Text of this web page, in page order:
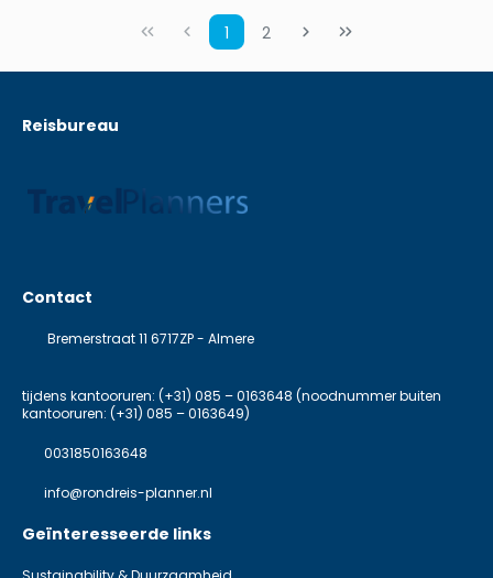
1 2
Reisbureau
Contact
Bremerstraat 11 6717ZP - Almere
tijdens kantooruren: (+31) 085 – 0163648 (noodnummer buiten
kantooruren: (+31) 085 – 0163649)
0031850163648
info@rondreis-planner.nl
Geïnteresseerde links